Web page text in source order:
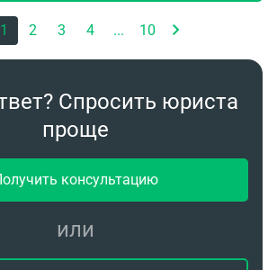
1 2 3 4 ... 10
Спросить юриста
проще
консультацию
или